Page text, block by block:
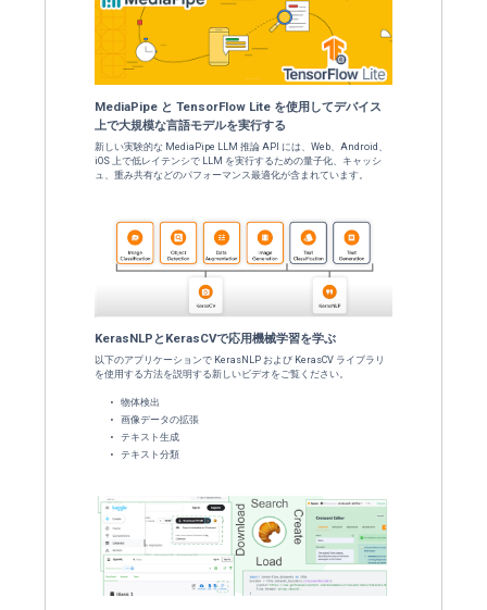
Google I/O が戻ってきました!
5 月 14 日にオンラインでご参加いただ
ベロッパー ツールを活用して新たな可能
放ちましょう。
今すぐ登録